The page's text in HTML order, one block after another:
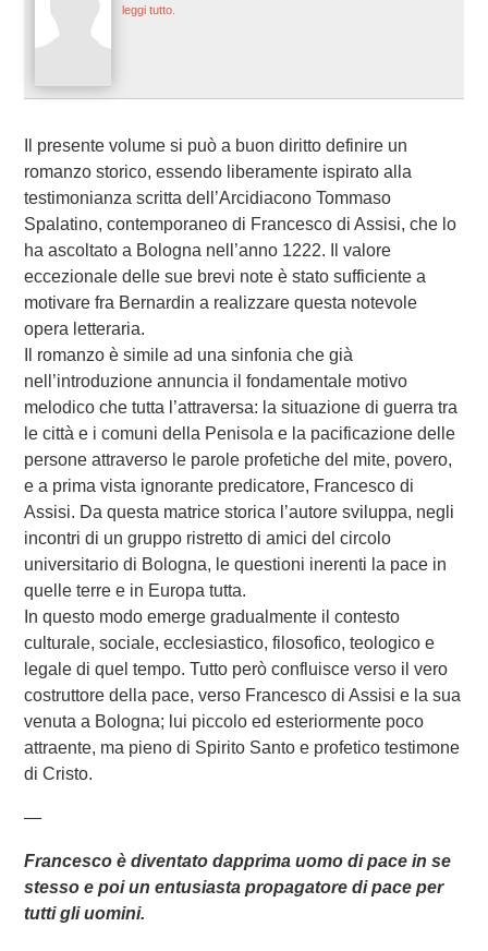
leggi tutto.
Il presente volume si può a buon diritto definire un
romanzo storico, essendo liberamente ispirato alla
testimonianza scritta dell’Arcidiacono Tommaso
Spalatino, contemporaneo di Francesco di Assisi, che lo
ha ascoltato a Bologna nell’anno 1222. Il valore
eccezionale delle sue brevi note è stato sufficiente a
motivare fra Bernardin a realizzare questa notevole
opera letteraria.
Il romanzo è simile ad una sinfonia che già
nell’introduzione annuncia il fondamentale motivo
melodico che tutta l’attraversa: la situazione di guerra tra
le città e i comuni della Penisola e la pacificazione delle
persone attraverso le parole profetiche del mite, povero,
e a prima vista ignorante predicatore, Francesco di
Assisi. Da questa matrice storica l’autore sviluppa, negli
incontri di un gruppo ristretto di amici del circolo
universitario di Bologna, le questioni inerenti la pace in
quelle terre e in Europa tutta.
In questo modo emerge gradualmente il contesto
culturale, sociale, ecclesiastico, filosofico, teologico e
legale di quel tempo. Tutto però confluisce verso il vero
costruttore della pace, verso Francesco di Assisi e la sua
venuta a Bologna; lui piccolo ed esteriormente poco
attraente, ma pieno di Spirito Santo e profetico testimone
di Cristo.
—
Francesco è diventato dapprima uomo di pace in se
stesso e poi un entusiasta propagatore di pace per
tutti gli uomini.